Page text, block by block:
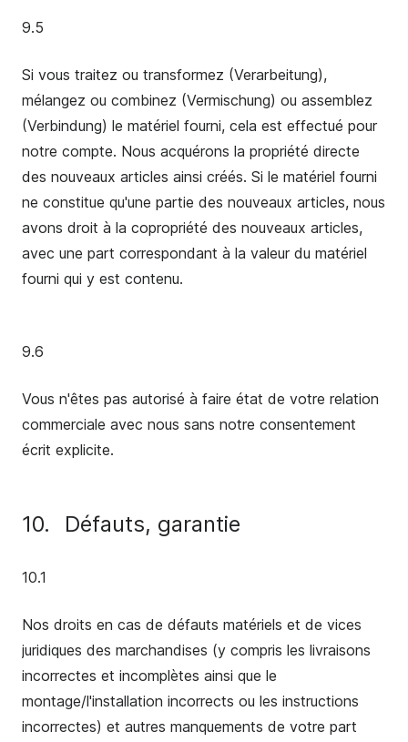
9.5
Si vous traitez ou transformez (Verarbeitung),
mélangez ou combinez (Vermischung) ou assemblez
(Verbindung) le matériel fourni, cela est effectué pour
notre compte. Nous acquérons la propriété directe
des nouveaux articles ainsi créés. Si le matériel fourni
ne constitue qu'une partie des nouveaux articles, nous
avons droit à la copropriété des nouveaux articles,
avec une part correspondant à la valeur du matériel
fourni qui y est contenu.
9.6
Vous n'êtes pas autorisé à faire état de votre relation
commerciale avec nous sans notre consentement
écrit explicite.
10. Défauts, garantie
10.1
Nos droits en cas de défauts matériels et de vices
juridiques des marchandises (y compris les livraisons
incorrectes et incomplètes ainsi que le
montage/l'installation incorrects ou les instructions
incorrectes) et autres manquements de votre part